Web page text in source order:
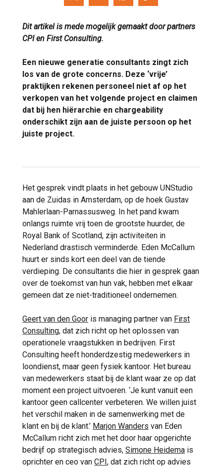
Dit artikel is mede mogelijk gemaakt door partners
CPI en First Consulting.
Een nieuwe generatie consultants zingt zich
los van de grote concerns. Deze ‘vrije’
praktijken rekenen personeel niet af op het
verkopen van het volgende project en claimen
dat bij hen hiërarchie en chargeability
onderschikt zijn aan de juiste persoon op het
juiste project.
Het gesprek vindt plaats in het gebouw UNStudio
aan de Zuidas in Amsterdam, op de hoek Gustav
Mahlerlaan-Parnassusweg. In het pand kwam
onlangs ruimte vrij toen de grootste huurder, de
Royal Bank of Scotland, zijn activiteiten in
Nederland drastisch verminderde. Eden McCallum
huurt er sinds kort een deel van de tiende
verdieping. De consultants die hier in gesprek gaan
over de toekomst van hun vak, hebben met elkaar
gemeen dat ze niet-traditioneel ondernemen.
Geert van den Goor is managing partner van First
Consulting, dat zich richt op het oplossen van
operationele vraagstukken in bedrijven. First
Consulting heeft honderdzestig medewerkers in
loondienst, maar geen fysiek kantoor. Het bureau
van medewerkers staat bij de klant waar ze op dat
moment een project uitvoeren. ‘Je kunt vanuit een
kantoor geen callcenter verbeteren. We willen juist
het verschil maken in de samenwerking met de
klant en bij de klant.’ Marjon Wanders van Eden
McCallum richt zich met het door haar opgerichte
bedrijf op strategisch advies, Simone Heidema is
oprichter en ceo van CPI, dat zich richt op advies